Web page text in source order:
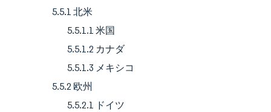
5.5.1 北米
5.5.1.1 米国
5.5.1.2 カナダ
5.5.1.3 メキシコ
5.5.2 欧州
5.5.2.1 ドイツ